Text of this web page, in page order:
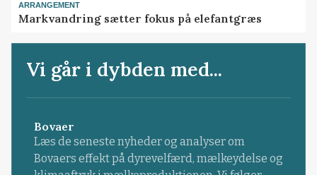
ARRANGEMENT
Markvandring sætter fokus på elefantgræs
Vi går i dybden med...
Bovaer
Læs de seneste nyheder og analyser om
Bovaers effekt på dyrevelfærd, mælkeydelse og